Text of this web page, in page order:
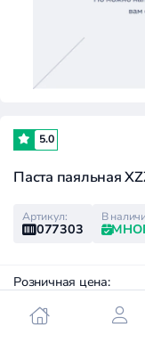
5.0
Паста паяльная
Артикул:
077303
В
Розничная цена:
600 ₽